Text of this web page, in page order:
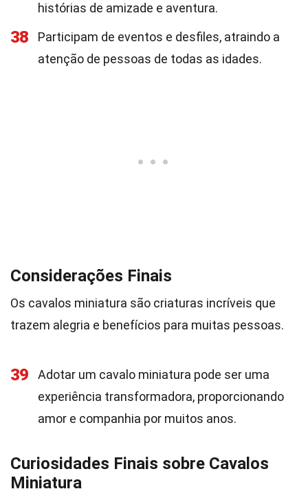
histórias de amizade e aventura.
38
Participam de eventos e desfiles, atraindo a
atenção de pessoas de todas as idades.
Considerações Finais
Os cavalos miniatura são criaturas incríveis que
trazem alegria e benefícios para muitas pessoas.
39
Adotar um cavalo miniatura pode ser uma
experiência transformadora, proporcionando
amor e companhia por muitos anos.
Curiosidades Finais sobre Cavalos
Miniatura